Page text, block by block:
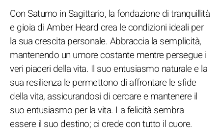
Con Saturno in Sagittario, la fondazione di tranquillità
e gioia di Amber Heard crea le condizioni ideali per
la sua crescita personale. Abbraccia la semplicità,
mantenendo un umore costante mentre persegue i
veri piaceri della vita. Il suo entusiasmo naturale e la
sua resilienza le permettono di affrontare le sfide
della vita, assicurandosi di cercare e mantenere il
suo entusiasmo per la vita. La felicità sembra
essere il suo destino; ci crede con tutto il cuore.